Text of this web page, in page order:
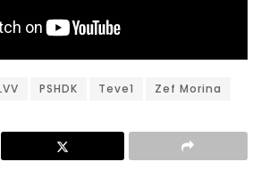
PSHDK Teve1 Zef Morina